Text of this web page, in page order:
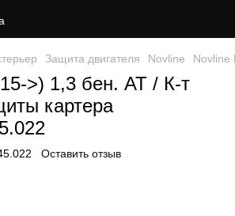
Защита двигателя Novline Novline
>) 1,3 бен. AT / К-т
картера
Оставить отзыв